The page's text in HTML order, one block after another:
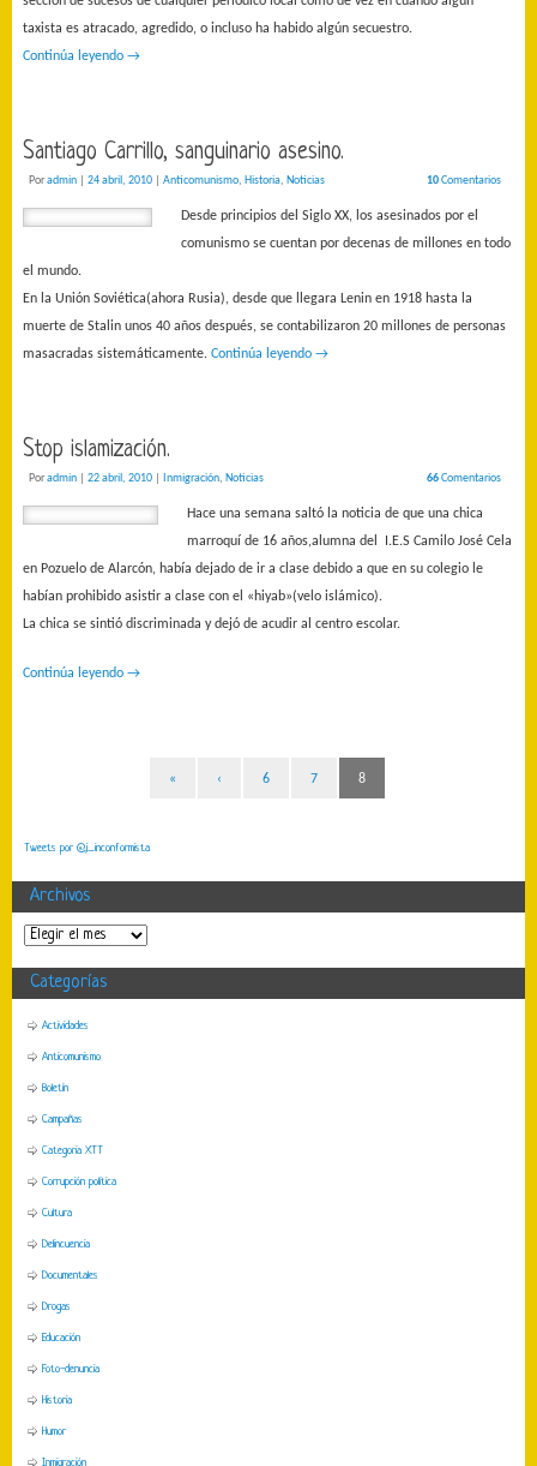
taxista es atracado, agredido, o incluso ha habido algún secuestro.
Continúa leyendo →
Santiago Carrillo, sanguinario asesino.
Poradmin 24 abril, 2010 Anticomunismo, Historia, Noticias 10Comentarios
Desde principios del Siglo XX, los asesinados por el
comunismo se cuentan por decenas de millones en todo
el mundo.
En la Unión Soviética(ahora Rusia), desde que llegara Lenin en 1918 hasta la
muerte de Stalin unos 40 años después, se contabilizaron 20 millones de personas
masacradas sistemáticamente. Continúa leyendo →
Stop islamización.
Poradmin 22 abril, 2010 Inmigración, Noticias 66Comentarios
Hace una semana saltó la noticia de que una chica
marroquí de 16 años,alumna del I.E.S Camilo José Cela
en Pozuelo de Alarcón, había dejado de ir a clase debido a que en su colegio le
habían prohibido asistir a clase con el «hiyab»(velo islámico).
La chica se sintió discriminada y dejó de acudir al centro escolar.
Continúa leyendo →
« ‹ 6 7 8
Tweets por @j_inconformista
Archivos
Categorías
Actividades
Anticomunismo
Boletín
Campañas
Categoria XTT
Corrupción política
Cultura
Delincuencia
Documentales
Drogas
Educación
Foto-denuncia
Historia
Humor
Inmigración